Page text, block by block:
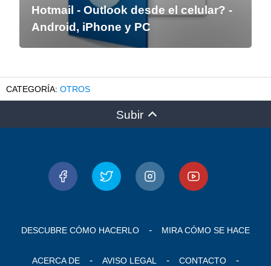
Hotmail - Outlook desde el celular? -
Android, iPhone y PC
OTROS
Subir
DESCUBRE CÓMO HACERLO MIRA CÓMO SE HACE
ACERCA DE AVISO LEGAL CONTACTO